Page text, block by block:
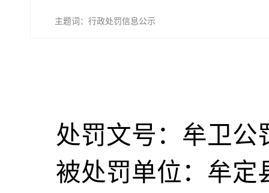
主题词：行政处罚信息公示
处罚文号： 牟卫公
被处罚单位： 牟定